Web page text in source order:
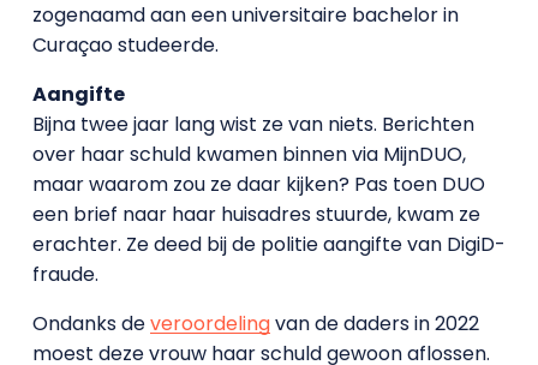
zogenaamd aan een universitaire bachelor in
Curaçao studeerde.
Aangifte
Bijna twee jaar lang wist ze van niets. Berichten
over haar schuld kwamen binnen via MijnDUO,
maar waarom zou ze daar kijken? Pas toen DUO
een brief naar haar huisadres stuurde, kwam ze
erachter. Ze deed bij de politie aangifte van DigiD-
fraude.
Ondanks deveroordelingvan de daders in 2022
moest deze vrouw haar schuld gewoon aflossen.